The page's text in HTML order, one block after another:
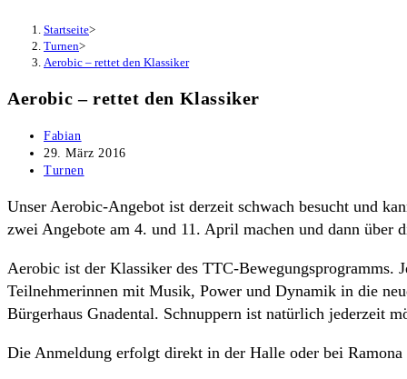
Startseite>
Turnen>
Aerobic – rettet den Klassiker
Aerobic – rettet den Klassiker
Beitrags-
Autor:
Fabian
Beitrag
veröffentlicht:
29. März 2016
Beitrags-
Turnen
Unser Aerobic-Angebot ist derzeit schwach besucht und
zwei Angebote am 4. und 11. April machen und dann über
Aerobic ist der Klassiker des TTC-
Teilnehmerinnen mit Musik, Power und Dynamik in die
Bürgerhaus Gnadental. Schnuppern ist natürlich jederzeit
Die Anmeldung erfolgt direkt in der Halle oder bei Ramona